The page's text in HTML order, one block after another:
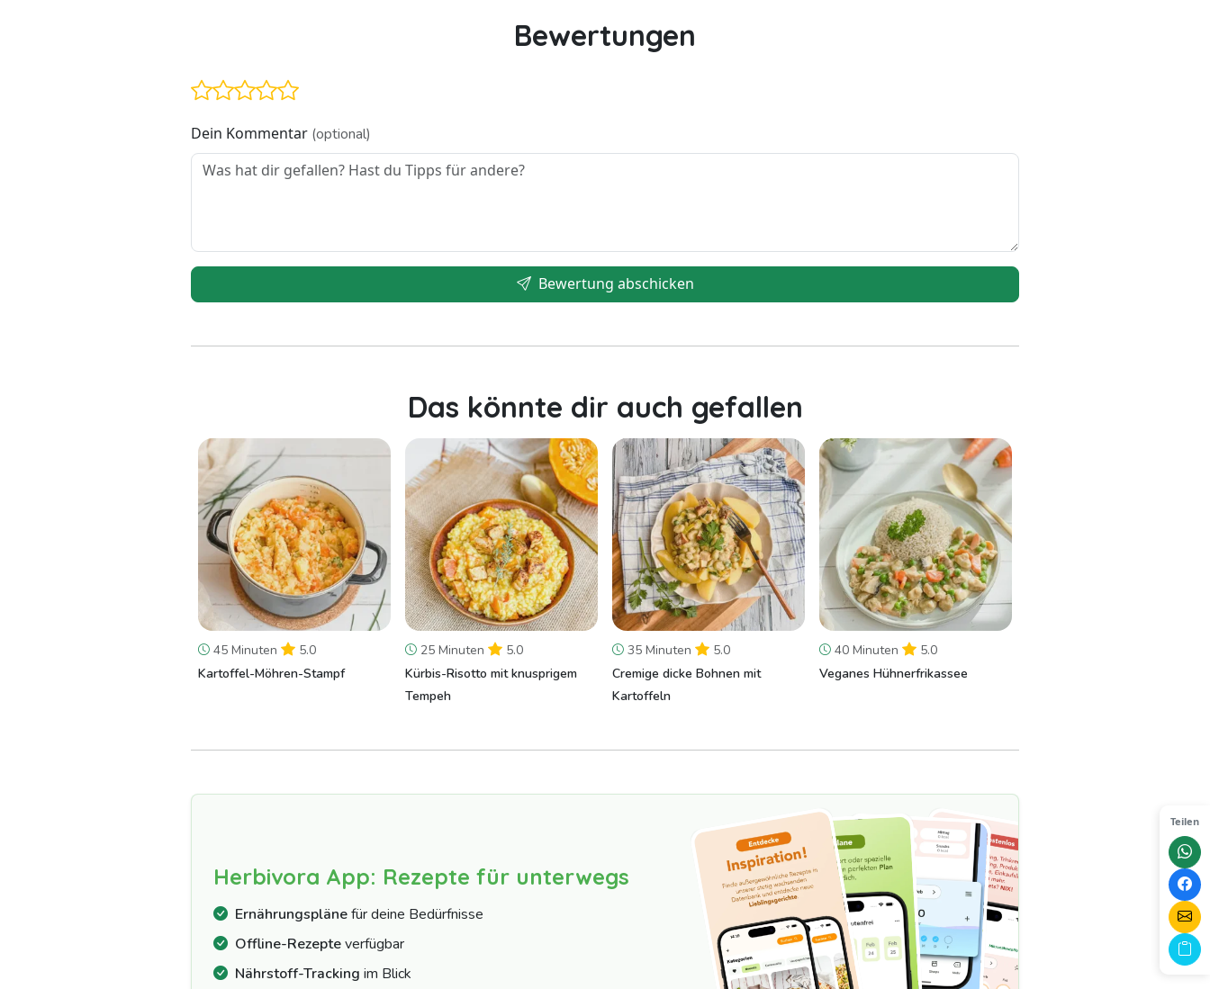
Teilen
Bewertungen
Dein Kommentar (optional)
Bewertung abschicken
Das könnte dir auch gefallen
45 Minuten
5.0
Kartoffel-Möhren-Stampf
25 Minuten
5.0
Kürbis-Risotto mit knusprigem
Tempeh
35 Minuten
5.0
Cremige dicke Bohnen mit
Kartoffeln
40 Minuten
5.0
Veganes Hühnerfrikassee
Herbivora App: Rezepte für unterwegs
Ernährungsplänefür deine Bedürfnisse
Offline-Rezepteverfügbar
Nährstoff-Tracking im Blick